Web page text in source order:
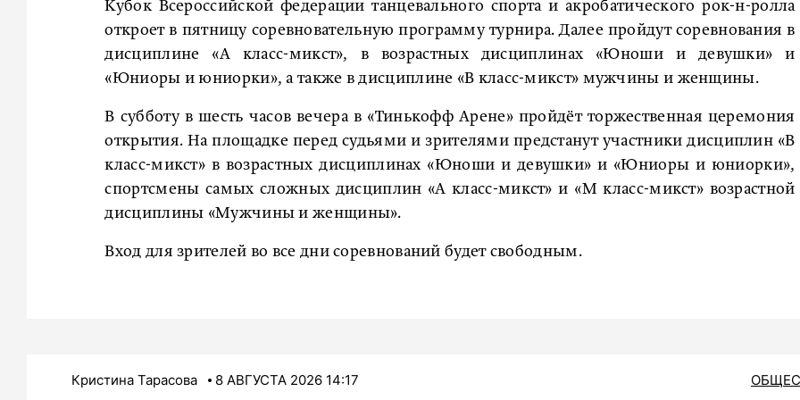
Кубок Всероссийской федерации танцевального спорта и акробатического рок-н-ролла
откроет в пятницу соревновательную программу турнира. Далее пройдут соревнования в
дисциплине «А класс-микст», в возрастных дисциплинах «Юноши и девушки» и
«Юниоры и юниорки», а также в дисциплине «В класс-микст» мужчины и женщины.
В субботу в шесть часов вечера в «Тинькофф Арене» пройдёт торжественная церемония
открытия. На площадке перед судьями и зрителями предстанут участники дисциплин «В
класс-микст» в возрастных дисциплинах «Юноши и девушки» и «Юниоры и юниорки»,
спортсмены самых сложных дисциплин «А класс-микст» и «М класс-микст» возрастной
дисциплины «Мужчины и женщины».
Вход для зрителей во все дни соревнований будет свободным.
Кристина Тарасова 8 АВГУСТА 2026 14:17